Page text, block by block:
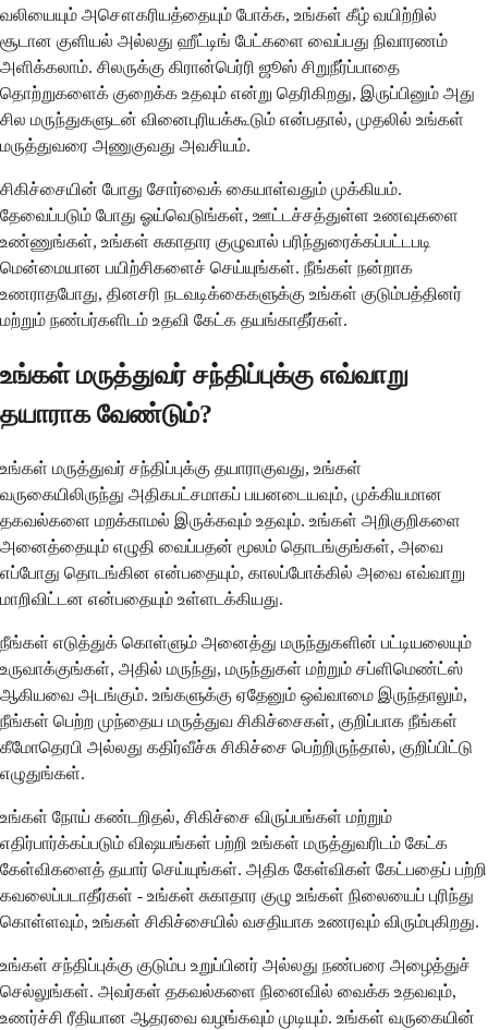
வலியையும் அசௌகரியத்தையும் போக்க, உங்கள் கீழ் வயிற்றில்
சூடான குளியல் அல்லது ஹீட்டிங் பேட்களை வைப்பது நிவாரணம்
அளிக்கலாம். சிலருக்கு கிரான்பெர்ரி ஜூஸ் சிறுநீர்ப்பாதை
தொற்றுகளைக் குறைக்க உதவும் என்று தெரிகிறது, இருப்பினும் அது
சில மருந்துகளுடன் வினைபுரியக்கூடும் என்பதால், முதலில் உங்கள்
மருத்துவரை அணுகுவது அவசியம்.
சிகிச்சையின் போது சோர்வைக் கையாள்வதும் முக்கியம்.
தேவைப்படும் போது ஓய்வெடுங்கள், ஊட்டச்சத்துள்ள உணவுகளை
உண்ணுங்கள், உங்கள் சுகாதார குழுவால் பரிந்துரைக்கப்பட்டபடி
மென்மையான பயிற்சிகளைச் செய்யுங்கள். நீங்கள் நன்றாக
உணராதபோது, தினசரி நடவடிக்கைகளுக்கு உங்கள் குடும்பத்தினர்
மற்றும் நண்பர்களிடம் உதவி கேட்க தயங்காதீர்கள்.
உங்கள் மருத்துவர் சந்திப்புக்கு எவ்வாறு
தயாராக வேண்டும்?
உங்கள் மருத்துவர் சந்திப்புக்கு தயாராகுவது, உங்கள்
வருகையிலிருந்து அதிகபட்சமாகப் பயனடையவும், முக்கியமான
தகவல்களை மறக்காமல் இருக்கவும் உதவும். உங்கள் அறிகுறிகளை
அனைத்தையும் எழுதி வைப்பதன் மூலம் தொடங்குங்கள், அவை
எப்போது தொடங்கின என்பதையும், காலப்போக்கில் அவை எவ்வாறு
மாறிவிட்டன என்பதையும் உள்ளடக்கியது.
நீங்கள் எடுத்துக் கொள்ளும் அனைத்து மருந்துகளின் பட்டியலையும்
உருவாக்குங்கள், அதில் மருந்து, மருந்துகள் மற்றும் சப்ளிமெண்ட்ஸ்
ஆகியவை அடங்கும். உங்களுக்கு ஏதேனும் ஒவ்வாமை இருந்தாலும்,
நீங்கள் பெற்ற முந்தைய மருத்துவ சிகிச்சைகள், குறிப்பாக நீங்கள்
கீமோதெரபி அல்லது கதிர்வீச்சு சிகிச்சை பெற்றிருந்தால், குறிப்பிட்டு
எழுதுங்கள்.
உங்கள் நோய் கண்டறிதல், சிகிச்சை விருப்பங்கள் மற்றும்
எதிர்பார்க்கப்படும் விஷயங்கள் பற்றி உங்கள் மருத்துவரிடம் கேட்க
கேள்விகளைத் தயார் செய்யுங்கள். அதிக கேள்விகள் கேட்பதைப் பற்றி
கவலைப்படாதீர்கள் - உங்கள் சுகாதார குழு உங்கள் நிலையைப் புரிந்து
கொள்ளவும், உங்கள் சிகிச்சையில் வசதியாக உணரவும் விரும்புகிறது.
உங்கள் சந்திப்புக்கு குடும்ப உறுப்பினர் அல்லது நண்பரை அழைத்துச்
செல்லுங்கள். அவர்கள் தகவல்களை நினைவில் வைக்க உதவவும்,
உணர்ச்சி ரீதியான ஆதரவை வழங்கவும் முடியும். உங்கள் வருகையின்